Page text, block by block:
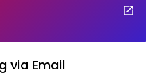
via Email